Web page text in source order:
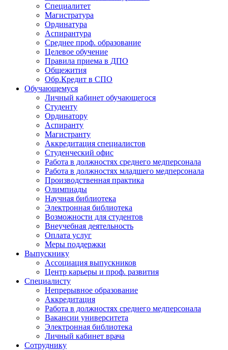
Специалитет
Магистратура
Ординатура
Аспирантура
Среднее проф. образование
Целевое обучение
Правила приема в ДПО
Общежития
Обр.Кредит в СПО
Обучающемуся
Личный кабинет обучающегося
Студенту
Ординатору
Аспиранту
Магистранту
Аккредитация специалистов
Студенческий офис
Работа в должностях среднего медперсонала
Работа в должностях младшего медперсонала
Производственная практика
Олимпиады
Научная библиотека
Электронная библиотека
Возможности для студентов
Внеучебная деятельность
Оплата услуг
Меры поддержки
Выпускнику
Ассоциация выпускников
Центр карьеры и проф. развития
Специалисту
Непрерывное образование
Аккредитация
Работа в должностях среднего медперсонала
Вакансии университета
Электронная библиотека
Личный кабинет врача
Сотруднику